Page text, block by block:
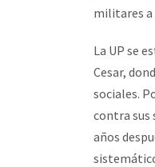
militares a
La UP se
Cesar,
sociales.
contra sus
años